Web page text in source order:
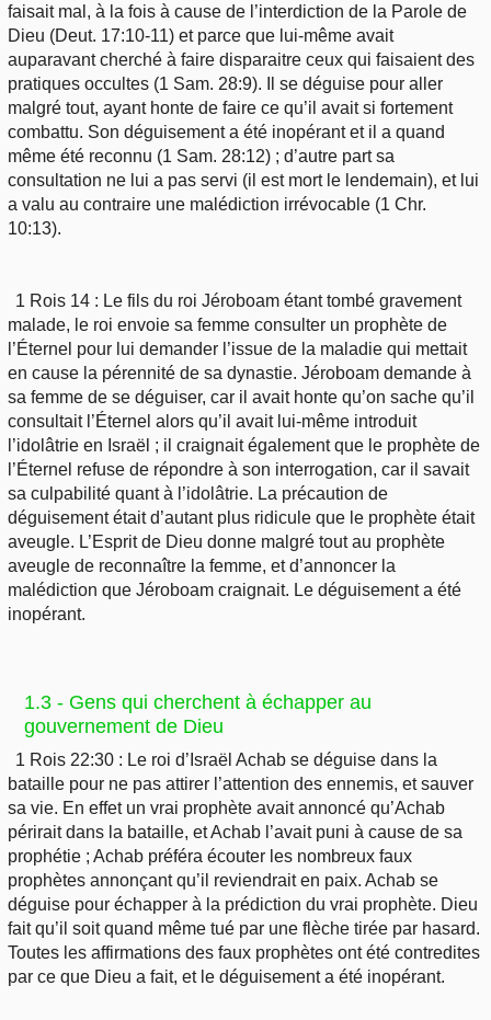
faisait mal, à la fois à cause de l’interdiction de la Parole de
Dieu (Deut. 17:10-11) et parce que lui-même avait
auparavant cherché à faire disparaitre ceux qui faisaient des
pratiques occultes (1 Sam. 28:9). Il se déguise pour aller
malgré tout, ayant honte de faire ce qu’il avait si fortement
combattu. Son déguisement a été inopérant et il a quand
même été reconnu (1 Sam. 28:12) ; d’autre part sa
consultation ne lui a pas servi (il est mort le lendemain), et lui
a valu au contraire une malédiction irrévocable (1 Chr.
10:13).
1 Rois 14 : Le fils du roi Jéroboam étant tombé gravement
malade, le roi envoie sa femme consulter un prophète de
l’Éternel pour lui demander l’issue de la maladie qui mettait
en cause la pérennité de sa dynastie. Jéroboam demande à
sa femme de se déguiser, car il avait honte qu’on sache qu’il
consultait l’Éternel alors qu’il avait lui-même introduit
l’idolâtrie en Israël ; il craignait également que le prophète de
l’Éternel refuse de répondre à son interrogation, car il savait
sa culpabilité quant à l’idolâtrie. La précaution de
déguisement était d’autant plus ridicule que le prophète était
aveugle. L’Esprit de Dieu donne malgré tout au prophète
aveugle de reconnaître la femme, et d’annoncer la
malédiction que Jéroboam craignait. Le déguisement a été
inopérant.
1.3 - Gens qui cherchent à échapper au
gouvernement de Dieu
1 Rois 22:30 : Le roi d’Israël Achab se déguise dans la
bataille pour ne pas attirer l’attention des ennemis, et sauver
sa vie. En effet un vrai prophète avait annoncé qu’Achab
périrait dans la bataille, et Achab l’avait puni à cause de sa
prophétie ; Achab préféra écouter les nombreux faux
prophètes annonçant qu’il reviendrait en paix. Achab se
déguise pour échapper à la prédiction du vrai prophète. Dieu
fait qu’il soit quand même tué par une flèche tirée par hasard.
Toutes les affirmations des faux prophètes ont été contredites
par ce que Dieu a fait, et le déguisement a été inopérant.